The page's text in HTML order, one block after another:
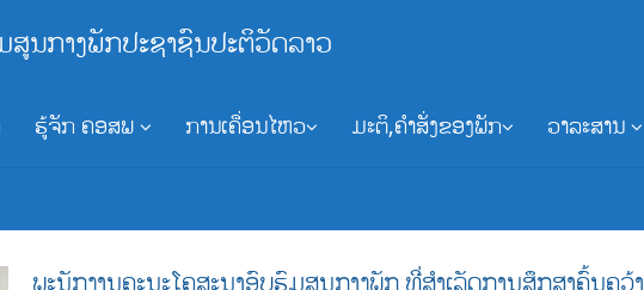
ສູນກາງພັກປະຊາຊົນປະຕິວັດລາວ
ຮູ້ຈັກ ຄອສພ ການເຄື່ອນໄຫວ ມະຕິ,ຄຳສັ່ງຂອງພັກ ວາລະສານ
ພະນັກງານຄະນະໂຄສະນາອົບຮົມສູນກາງພັກ ທີ່ສໍາເລັດການສຶກສາຄົ້ນຄວ້າ